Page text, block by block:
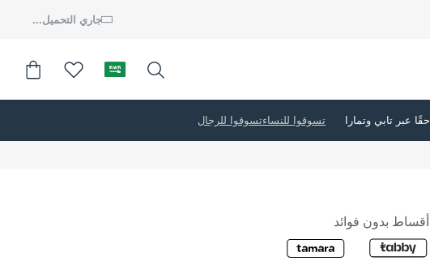
جاري التحميل...
تسوقوا للنساءتسوقوا للرجال
أقساط بدون فوائد